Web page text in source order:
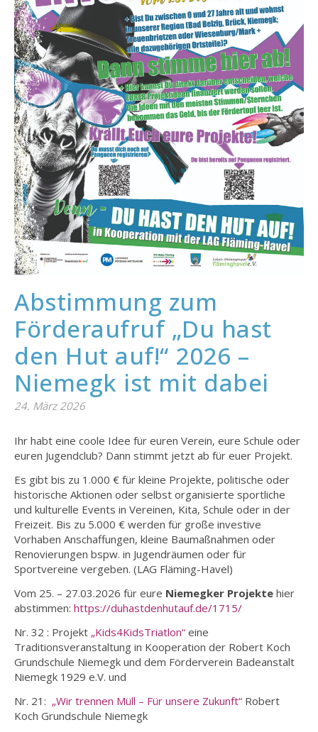
Abstimmung zum
Förderaufruf „Du hast
den Hut auf!“ 2026 –
Niemegk ist mit dabei
24. März 2026
Ihr habt eine coole Idee für euren Verein, eure Schule oder
euren Jugendclub? Dann stimmt jetzt ab für euer Projekt.
Es gibt bis zu 1.000 € für kleine Projekte, politische oder
historische Aktionen oder selbst organisierte sportliche
und kulturelle Events in Vereinen, Kita, Schule oder in der
Freizeit. Bis zu 5.000 € werden für große investive
Vorhaben Anschaffungen, kleine Baumaßnahmen oder
Renovierungen bspw. in Jugendräumen oder für
Sportvereine vergeben. (LAG Fläming-Havel)
Vom 25. – 27.03.2026 für eure Niemegker Projekte hier
abstimmen: https://duhastdenhutauf.de/1715/
Nr. 32 : Projekt „Kids4KidsTriatlon“ eine
Traditionsveranstaltung in Kooperation der Robert Koch
Grundschule Niemegk und dem Förderverein Badeanstalt
Niemegk 1929 e.V. und
Nr. 21: „Wir trennen Müll – Für unsere Zukunft“ Robert
Koch Grundschule Niemegk